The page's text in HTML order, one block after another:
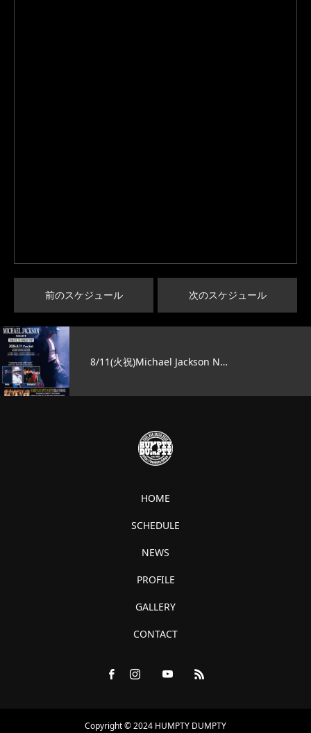
前のスケジュール 次のスケジュール
8/11(火祝)Michael Jackson N…
HOME
SCHEDULE
NEWS
PROFILE
GALLERY
CONTACT
Copyright © 2024 HUMPTY DUMPTY